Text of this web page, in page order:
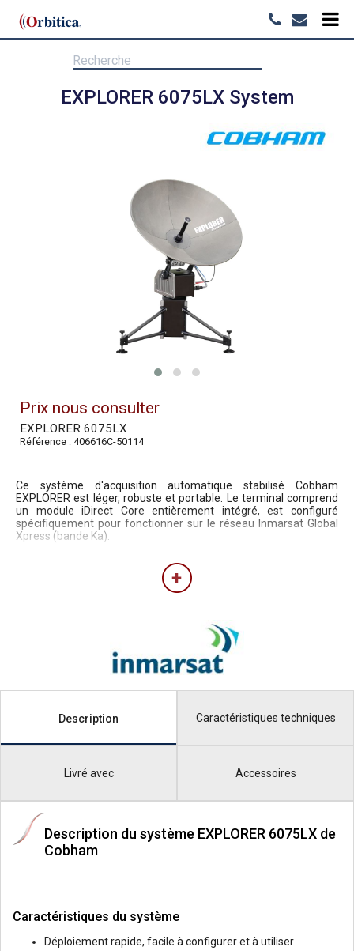
EXPLORER 6075LX System
Prix nous consulter
EXPLORER 6075LX
Référence : 406616C-50114
Ce système d'acquisition automatique stabilisé Cobham
EXPLORER est léger, robuste et portable. Le terminal comprend
un module iDirect Core entièrement intégré, est configuré
spécifiquement pour fonctionner sur le réseau Inmarsat Global
Xpress (bande Ka).
Description Caractéristiques techniques
Livré avec Accessoires
Description du système EXPLORER 6075LX de
Cobham
Caractéristiques du système
Déploiement rapide, facile à configurer et à utiliser